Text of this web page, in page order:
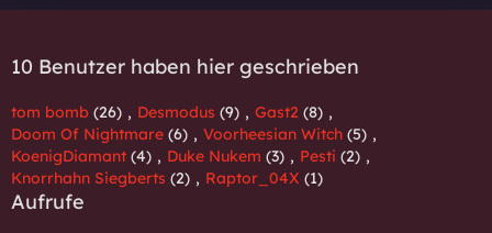
10 Benutzer haben hier geschrieben
tom bomb (26) Desmodus (9) Gast2 (8)
Doom Of Nightmare (6) Voorheesian Witch (5)
KoenigDiamant (4) Duke Nukem (3) Pesti (2)
Knorrhahn Siegberts (2) Raptor_04X (1)
Aufrufe